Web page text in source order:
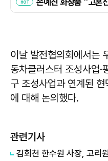
이날 발전협의회에서는
동차클러스터 조성사업·
구 조성사업과 연계된
에 대해 논의했다.
관련기사